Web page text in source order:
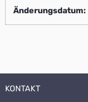
Änderungsdatum:
KONTAKT